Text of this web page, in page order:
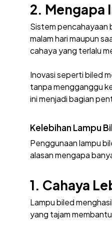
2. Mengapa
Sistem pencahayaan
malam hari maupun
cahaya yang terlalu
Inovasi seperti biled
tanpa mengganggu
ini menjadi bagian
Kelebihan Lampu
Penggunaan lampu
alasan mengapa
1. Cahaya
Lampu biled
yang tajam